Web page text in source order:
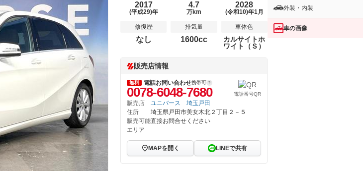
2017
(平成29)年
4.7
万km
2028
(令和10)年1月
修復歴
なし
排気量
1600cc
車体色
カルサイトホ
ワイト（Ｓ）
販売店情報
無料 電話お問い合わせ携帯可
0078-6048-7680 電話番号QR
販売店
ユニバース 埼玉戸田
住所
埼玉県戸田市美女木北２丁目２－５
販売可能
エリア
直接お問合せください
MAPを開く LINEで共有
外装・内装
車の画像